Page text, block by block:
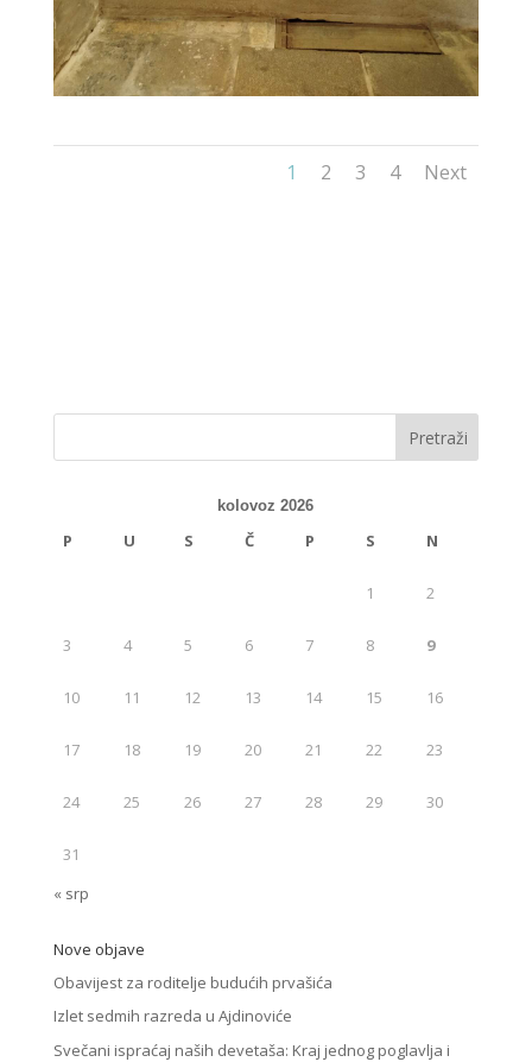
1 2 3 4 Next
kolovoz 2026
P U S Č P S N
1 2
3 4 5 6 7 8 9
10 11 12 13 14 15 16
17 18 19 20 21 22 23
24 25 26 27 28 29 30
31
« srp
Nove objave
Obavijest za roditelje budućih prvašića
Izlet sedmih razreda u Ajdinoviće
Svečani ispraćaj naših devetaša: Kraj jednog poglavlja i